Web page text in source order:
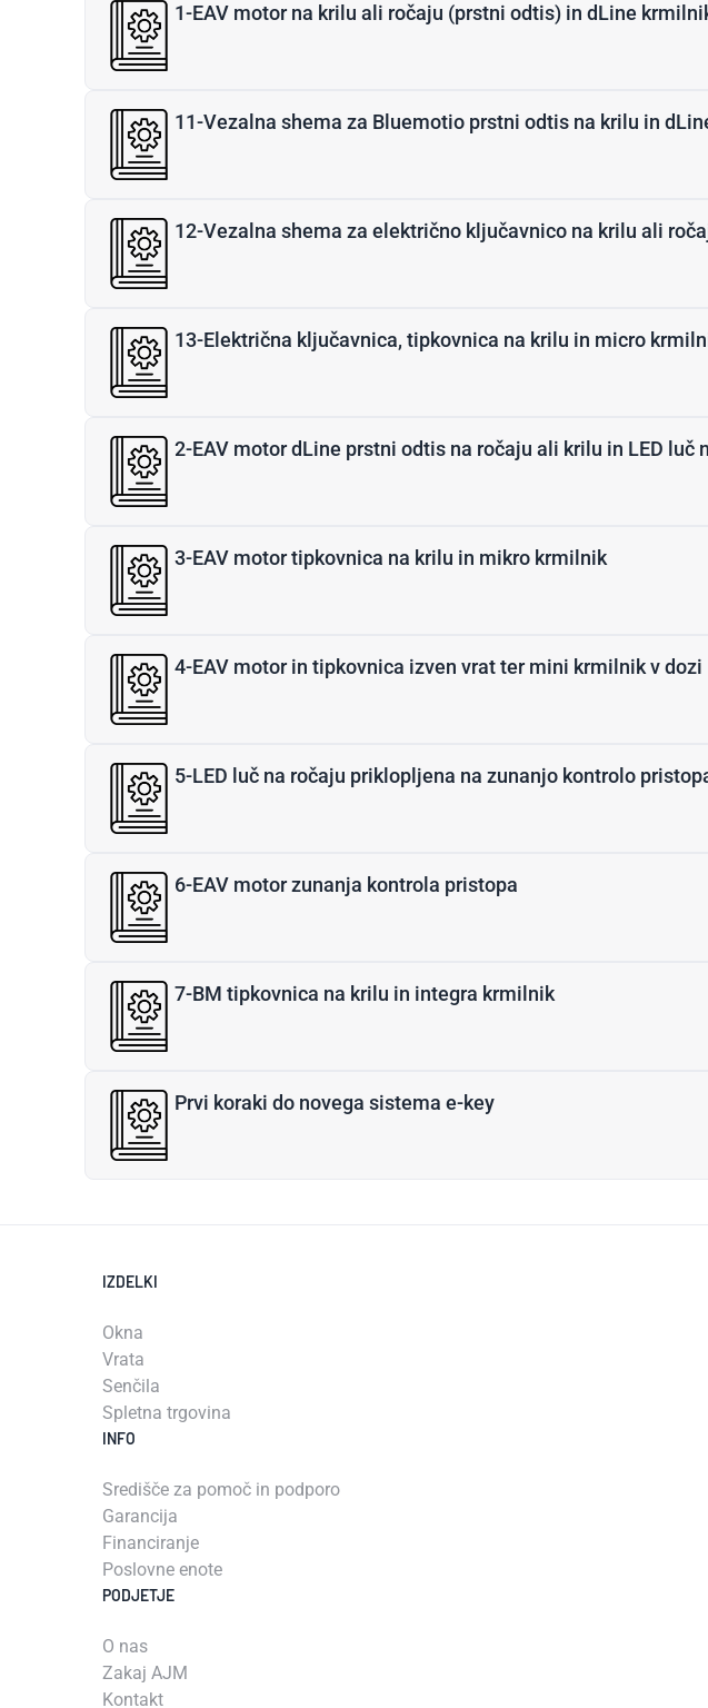
1-EAV motor na krilu ali ročaju (prstni odtis) in dLine
11-Vezalna shema za Bluemotio prstni odtis na krilu in
12-Vezalna shema za električno ključavnico na krilu ali
13-Električna ključavnica, tipkovnica na krilu in micro
2-EAV motor dLine prstni odtis na ročaju ali krilu in LED
3-EAV motor tipkovnica na krilu in mikro krmilnik
4-EAV motor in tipkovnica izven vrat ter mini krmilnik v dozi
5-LED luč na ročaju priklopljena na zunanjo kontrolo
6-EAV motor zunanja kontrola pristopa
7-BM tipkovnica na krilu in integra krmilnik
Prvi koraki do novega sistema e-key
IZDELKI
Okna
Vrata
Senčila
Spletna trgovina
INFO
Središče za pomoč in podporo
Garancija
Financiranje
Poslovne enote
PODJETJE
O nas
Zakaj AJM
Kontakt